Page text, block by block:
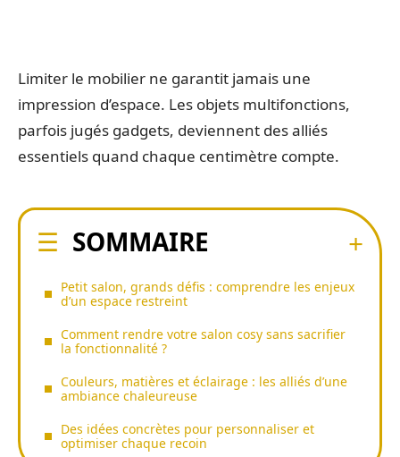
Limiter le mobilier ne garantit jamais une
impression d’espace. Les objets multifonctions,
parfois jugés gadgets, deviennent des alliés
essentiels quand chaque centimètre compte.
SOMMAIRE
Petit salon, grands défis : comprendre les enjeux
d’un espace restreint
Comment rendre votre salon cosy sans sacrifier
la fonctionnalité ?
Couleurs, matières et éclairage : les alliés d’une
ambiance chaleureuse
Des idées concrètes pour personnaliser et
optimiser chaque recoin